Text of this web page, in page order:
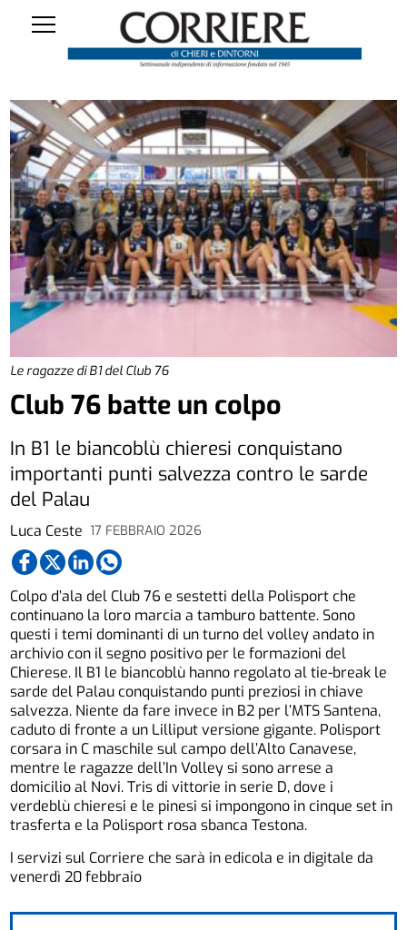
Le ragazze di B1 del Club 76
Luca Ceste 17 FEBBRAIO 2026
Club 76 batte un colpo
In B1 le biancoblù chieresi conquistano
importanti punti salvezza contro le sarde
del Palau
Colpo d’ala del Club 76 e sestetti della Polisport che
continuano la loro marcia a tamburo battente. Sono
questi i temi dominanti di un turno del volley andato in
archivio con il segno positivo per le formazioni del
Chierese. Il B1 le biancoblù hanno regolato al tie-break le
sarde del Palau conquistando punti preziosi in chiave
salvezza. Niente da fare invece in B2 per l’MTS Santena,
caduto di fronte a un Lilliput versione gigante. Polisport
corsara in C maschile sul campo dell’Alto Canavese,
mentre le ragazze dell’In Volley si sono arrese a
domicilio al Novi. Tris di vittorie in serie D, dove i
verdeblù chieresi e le pinesi si impongono in cinque set in
trasferta e la Polisport rosa sbanca Testona.
I servizi sul Corriere che sarà in edicola e in digitale da
venerdì 20 febbraio